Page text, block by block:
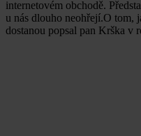
internetovém obchodě.
u nás dlouho neohřejí.O tom,
dostanou popsal pan Krška v